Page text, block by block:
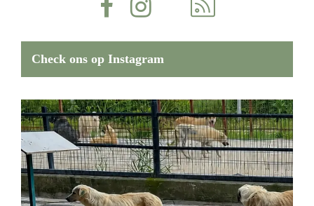
Check ons op Instagram